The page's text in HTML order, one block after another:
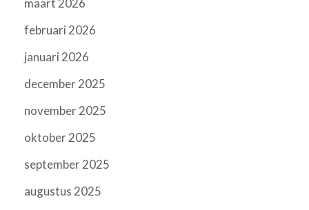
maart 2026
februari 2026
januari 2026
december 2025
november 2025
oktober 2025
september 2025
augustus 2025